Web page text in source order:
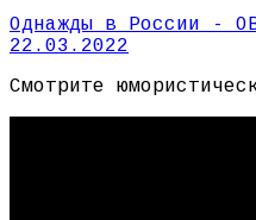
Однажды в России -
22.03.2022
Смотрите